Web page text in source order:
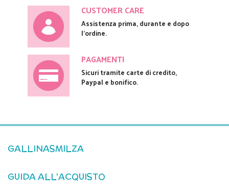
CUSTOMER CARE
Assistenza prima, durante e dopo
l'ordine.
PAGAMENTI
Sicuri tramite carte di credito,
Paypal e bonifico.
GALLINASMILZA
GUIDA ALL'ACQUISTO